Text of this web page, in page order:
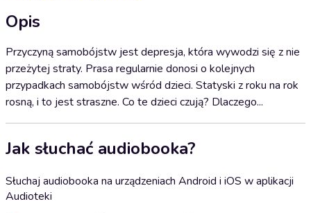
Opis
Przyczyną samobójstw jest depresja, która wywodzi się z nie
przeżytej straty. Prasa regularnie donosi o kolejnych
przypadkach samobójstw wśród dzieci. Statyski z roku na rok
rosną, i to jest straszne. Co te dzieci czują? Dlaczego...
Jak słuchać audiobooka?
Słuchaj audiobooka na urządzeniach Android i iOS w aplikacji
Audioteki